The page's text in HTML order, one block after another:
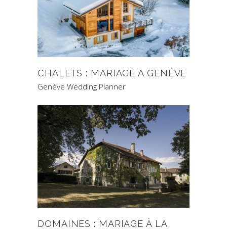
CHALETS : MARIAGE A GENÈVE
Genève Wedding Planner
DOMAINES : MARIAGE À LA